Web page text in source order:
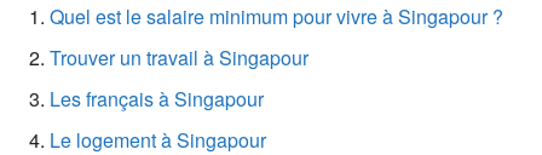
Quel est le salaire minimum pour vivre à Singapour ?
Trouver un travail à Singapour
Les français à Singapour
Le logement à Singapour